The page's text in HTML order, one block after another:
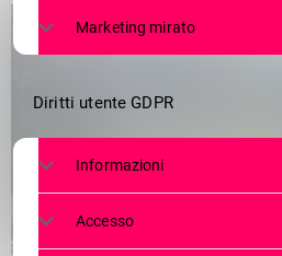
Marketing mirato
Diritti utente GDPR
Informazioni
Accesso